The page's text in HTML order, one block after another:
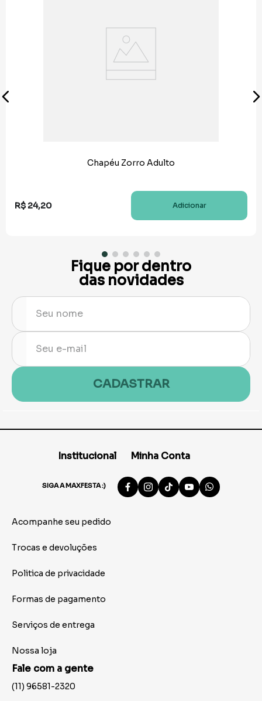
Chapéu Zorro Adulto
R$ 24,20 Adicionar
Fique por dentro
das novidades
CADASTRAR
Institucional Minha Conta
SIGA A MAXFESTA :)
Acompanhe seu pedido
Trocas e devoluções
Politica de privacidade
Formas de pagamento
Serviços de entrega
Nossa loja
Fale com a gente
(11) 96581-2320